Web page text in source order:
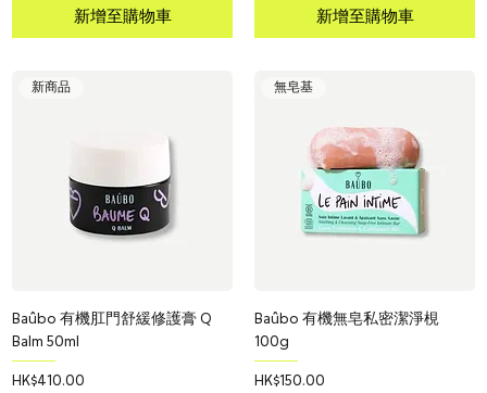
新增至購物車 新增至購物車
新商品
Baûbo 有機肛門舒緩修護膏 Q
Balm 50ml
價格
HK$410.00
無皂基
Baûbo 有機無皂私密潔淨梘
100g
價格
HK$150.00